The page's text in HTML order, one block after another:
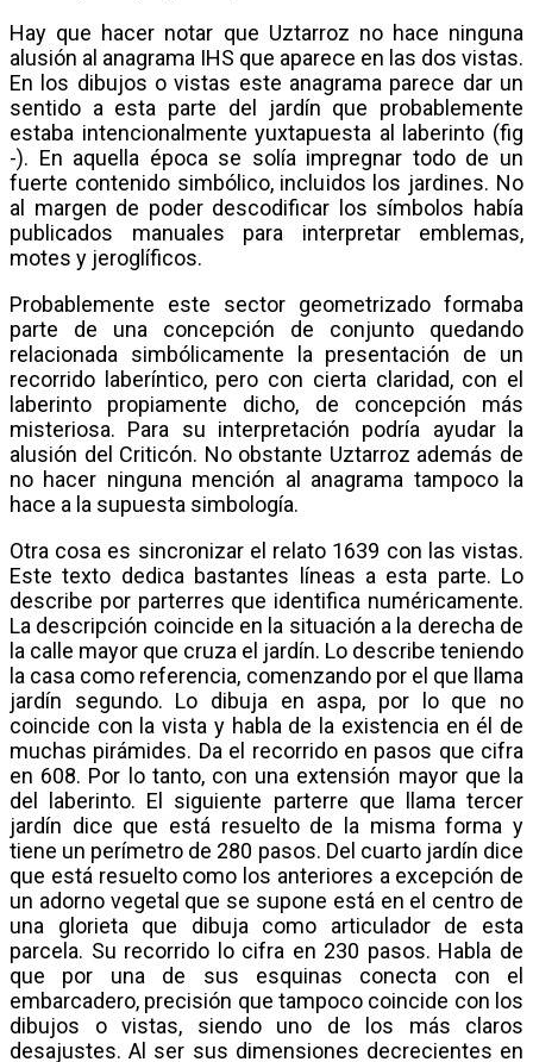
Hay que hacer notar que Uztarroz no hace ninguna
alusión al anagrama IHS que aparece en las dos vistas.
En los dibujos o vistas este anagrama parece dar un
sentido a esta parte del jardín que probablemente
estaba intencionalmente yuxtapuesta al laberinto (fig
-). En aquella época se solía impregnar todo de un
fuerte contenido simbólico, incluidos los jardines. No
al margen de poder descodificar los símbolos había
publicados manuales para interpretar emblemas,
motes y jeroglíficos.
Probablemente este sector geometrizado formaba
parte de una concepción de conjunto quedando
relacionada simbólicamente la presentación de un
recorrido laberíntico, pero con cierta claridad, con el
laberinto propiamente dicho, de concepción más
misteriosa. Para su interpretación podría ayudar la
alusión del Criticón. No obstante Uztarroz además de
no hacer ninguna mención al anagrama tampoco la
hace a la supuesta simbología.
Otra cosa es sincronizar el relato 1639 con las vistas.
Este texto dedica bastantes líneas a esta parte. Lo
describe por parterres que identifica numéricamente.
La descripción coincide en la situación a la derecha de
la calle mayor que cruza el jardín. Lo describe teniendo
la casa como referencia, comenzando por el que llama
jardín segundo. Lo dibuja en aspa, por lo que no
coincide con la vista y habla de la existencia en él de
muchas pirámides. Da el recorrido en pasos que cifra
en 608. Por lo tanto, con una extensión mayor que la
del laberinto. El siguiente parterre que llama tercer
jardín dice que está resuelto de la misma forma y
tiene un perímetro de 280 pasos. Del cuarto jardín dice
que está resuelto como los anteriores a excepción de
un adorno vegetal que se supone está en el centro de
una glorieta que dibuja como articulador de esta
parcela. Su recorrido lo cifra en 230 pasos. Habla de
que por una de sus esquinas conecta con el
embarcadero, precisión que tampoco coincide con los
dibujos o vistas, siendo uno de los más claros
desajustes. Al ser sus dimensiones decrecientes en